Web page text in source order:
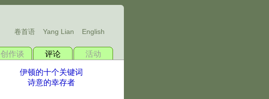
卷首语 Yang Lian English
创作谈 评论 活动
伊顿的十个关键词
诗意的幸存者